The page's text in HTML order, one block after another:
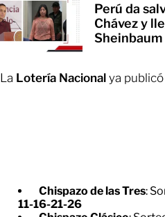
Perú da
Chávez y
Sheinbaum
La Lotería Nacional ya
Chispazo de las Tres:
11-16-21-26